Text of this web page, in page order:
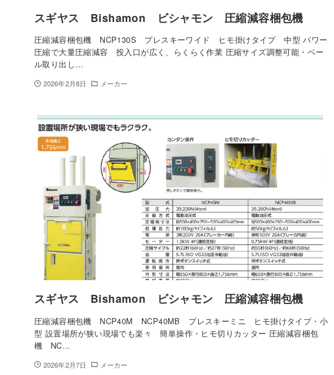
スギヤス Bishamon ビシャモン 圧縮減容梱包機
圧縮減容梱包機 NCP130S プレスキーワイド ヒモ掛けタイプ 中型 パワー
圧縮で大量圧縮減容 投入口が広く、らくらく作業 圧縮サイズ調整可能・ベー
ル取り出し…
2026年2月8日 メーカー
スギヤス Bishamon ビシャモン 圧縮減容梱包機
圧縮減容梱包機 NCP40M NCP40MB プレスキーミニ ヒモ掛けタイプ・小
型 設置場所が狭い現場でも楽々 簡単操作・ヒモ切りカッター 圧縮減容梱包
機 NC…
2026年2月7日 メーカー